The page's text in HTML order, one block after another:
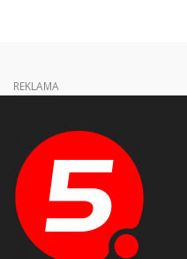
REKLAMA